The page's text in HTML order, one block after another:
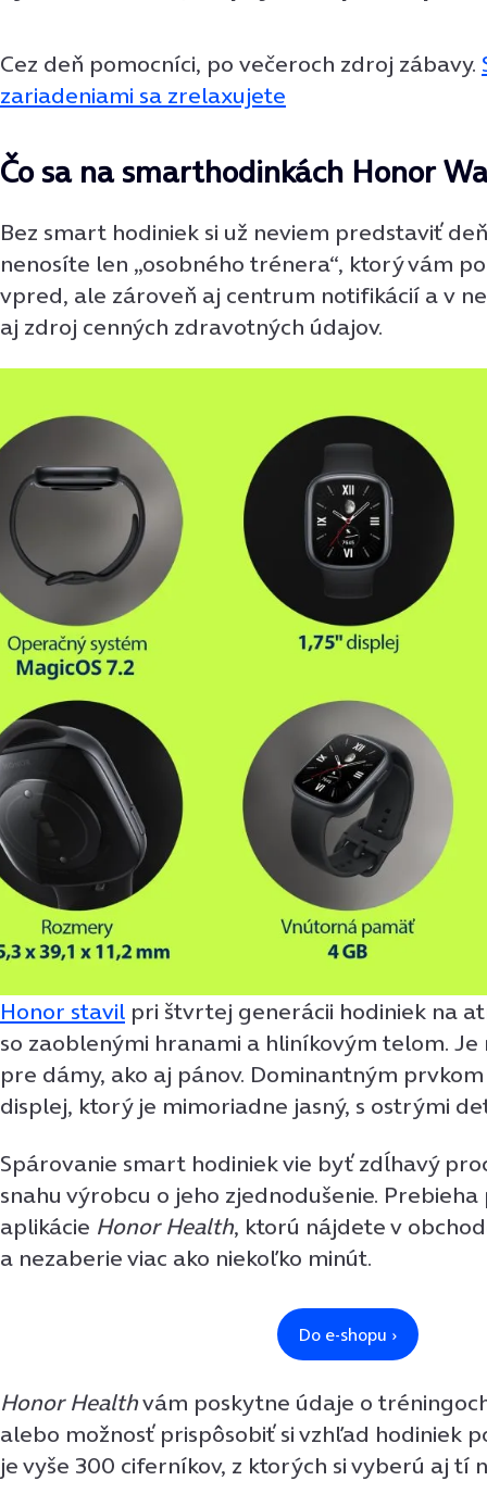
Cez deň pomocníci, po večeroch zdroj zábavy.
zariadeniami sa zrelaxujete
Čo sa na smarthodinkách Honor
Bez smart hodiniek si už neviem predstaviť
nenosíte len „osobného trénera“, ktorý vám
vpred, ale zároveň aj centrum notifikácií a v
aj zdroj cenných zdravotných údajov.
Honor stavil pri štvrtej generácii hodiniek na
so zaoblenými hranami a hliníkovým telom.
pre dámy, ako aj pánov. Dominantným
displej, ktorý je mimoriadne jasný, s ostrými
Spárovanie smart hodiniek vie byť zdĺhavý
snahu výrobcu o jeho zjednodušenie.
aplikácie Honor Health, ktorú nájdete v
a nezaberie viac ako niekoľko minút.
Honor Healthvám poskytne údaje o
alebo možnosť prispôsobiť si vzhľad hodiniek
je vyše 300 ciferníkov, z ktorých si vyberú aj tí